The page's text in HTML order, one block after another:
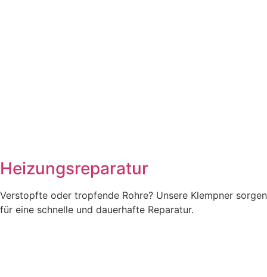
Heizungsreparatur
Verstopfte oder tropfende Rohre? Unsere Klempner sorgen
für eine schnelle und dauerhafte Reparatur.